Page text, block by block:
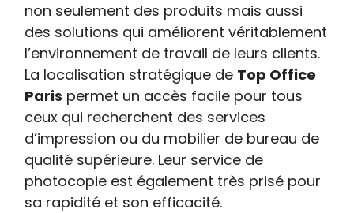
non seulement des produits mais aussi
des solutions qui améliorent véritablement
l’environnement de travail de leurs clients.
La localisation stratégique de Top Office
Paris permet un accès facile pour tous
ceux qui recherchent des services
d’impression ou du mobilier de bureau de
qualité supérieure. Leur service de
photocopie est également très prisé pour
sa rapidité et son efficacité.